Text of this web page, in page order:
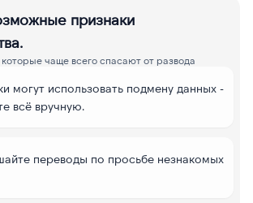
признаки
чаще всего спасают от развода
могут использовать подмену данных -
всё вручную.
переводы по просьбе незнакомых